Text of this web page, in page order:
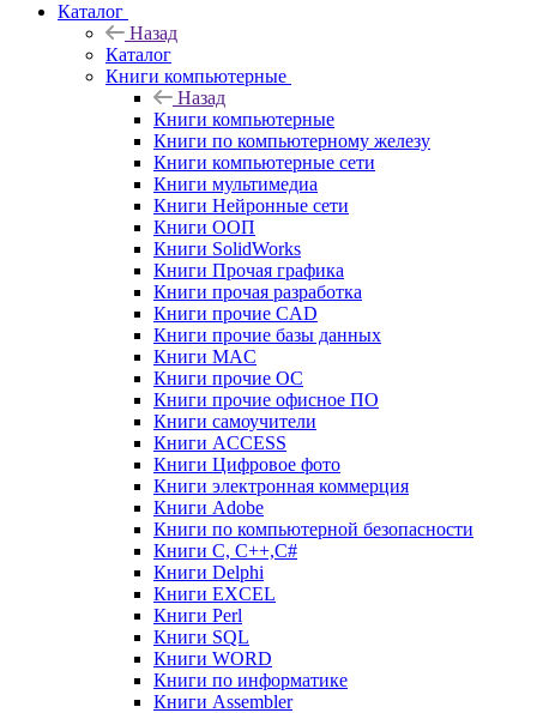
Каталог
Назад
Каталог
Книги компьютерные
Назад
Книги компьютерные
Книги по компьютерному железу
Книги компьютерные сети
Книги мультимедиа
Книги Нейронные сети
Книги ООП
Книги SolidWorks
Книги Прочая графика
Книги прочая разработка
Книги прочие CAD
Книги прочие базы данных
Книги MAC
Книги прочие ОС
Книги прочие офисное ПО
Книги самоучители
Книги ACCESS
Книги Цифровое фото
Книги электронная коммерция
Книги Adobe
Книги по компьютерной безопасности
Книги C, C++,С#
Книги Delphi
Книги EXCEL
Книги Perl
Книги SQL
Книги WORD
Книги по информатике
Книги Assembler